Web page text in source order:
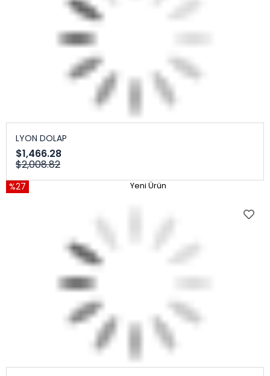
LYON DOLAP
$1,466.28
$2,008.82
%27 Yeni Ürün